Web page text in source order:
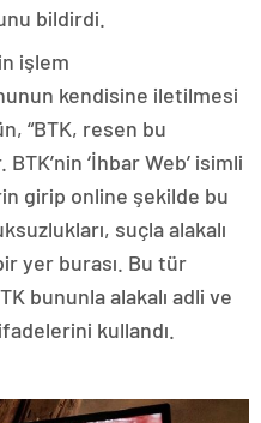
bildirdi.
işlem
kendisine iletilmesi
“BTK, resen bu
‘İhbar Web’ isimli
girip online şekilde bu
suçla alakalı
yer burası. Bu tür
bununla alakalı adli ve
kullandı.